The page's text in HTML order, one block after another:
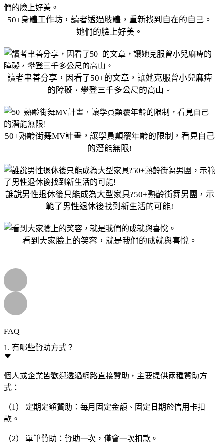
50+身體工作坊，讀者透過肢體，重新找到自在的自己。
她們的臉上好美。
讀者聿善分享，因看了50+的文章，讓她克服曾小兒麻痺
的障礙，攀登三千多公尺的高山。
50+熟齡街舞MV計畫，讓學員顛覆年齡的限制，看見自己
的潛能無限!
誰說男性退休後只能成為大型家具?50+熟齡街舞男團，示
範了男性退休後找到新生活的可能!
看到大家臉上的笑容，就是我們的成就與喜悅。
FAQ
1. 有哪些贊助方式？
個人或企業皆歡迎透過網路直接贊助，主要提供兩種贊助方
式：
（1） 定期定額贊助：每月固定金額、固定日期於信用卡扣
款。
（2） 單筆贊助：贊助一次，僅會一次扣款。